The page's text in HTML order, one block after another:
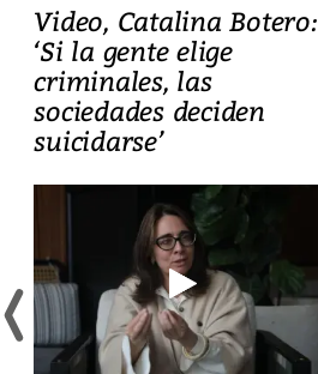
Video, Catalina Botero:
‘Si la gente elige
criminales, las
sociedades deciden
suicidarse’